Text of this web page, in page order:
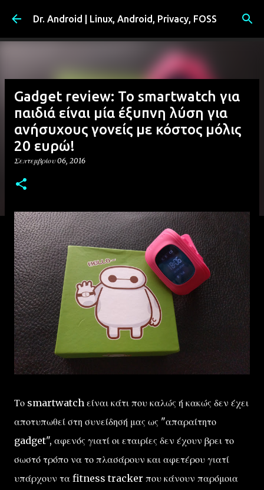
Μετάβαση στο κύριο περιεχόμενο
Dr. Android | Linux, Android, Privacy, FOSS
Gadget review: Το smartwatch για
παιδιά είναι μία έξυπνη λύση για
ανήσυχους γονείς με κόστος μόλις
20 ευρώ!
Σεπτεμβρίου 06, 2016
Το smartwatch είναι κάτι που καλώς ή κακώς δεν έχει
αποτυπωθεί στη συνείδησή μας ως "απαραίτητο
gadget", αφενός γιατί οι εταιρίες δεν έχουν βρει το
σωστό τρόπο να το πλασάρουν και αφετέρου γιατί
υπάρχουν τα fitness tracker που κάνουν παρόμοια